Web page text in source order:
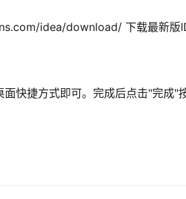
idea/download/ 下载最新版
快捷方式即可。完成后点击"完成"